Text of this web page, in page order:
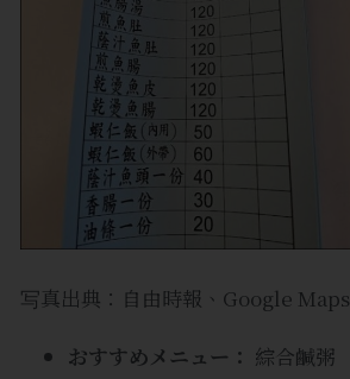
写真出典：自由時報、Google Maps
おすすめメニュー： 綜合鹹粥